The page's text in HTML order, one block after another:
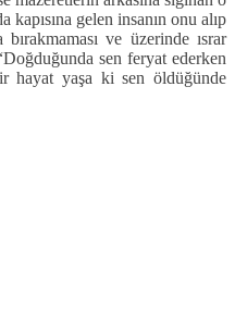
kapısına gelen insanın onu alıp
bırakmaması ve üzerinde ısrar
sen feryat ederken
hayat yaşa ki sen öldüğünde